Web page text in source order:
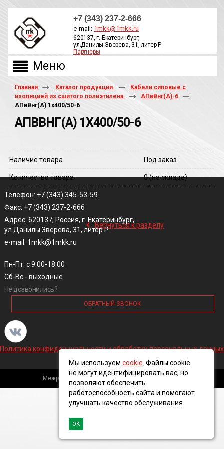
+7 (343) 237-2-666
e-mail: 1mkk@1mkk.ru
620137, г. Екатеринбург,
ул.Данилы Зверева, 31, литер Р
Партнеры
Главная Каталог продукции
Кабели силовые с
изоляцией из сшитого полиэтилена
АПвВнг(A)-6
АПвВнг(A) 1х400/50-6
АПВВНГ(A) 1Х400/50-6
Наличие товара Под заказ
Количество товара 0(на складе)
‹ Вернуться к разделу
Телефон: +7 (343) 345-53-59
Факс: +7 (343) 237-2-666
Адрес: 620137, Россия, г. Екатеринбург,
ул.Данилы Зверева, 31, литер Р
e-mail: 1mkk@1mkk.ru
Пн-Пт: с 9:00-18:00
Сб-Вс - выходные
Не дозвонились?
ОБРАТНЫЙ ЗВОНОК
Политика конфиденциальности и обработки персональных данных
Межрегиональная кабельная компания, 2016 ©
Мы используем cookie . Файлы cookie
не могут идентифицировать вас, но
позволяют обеспечить
работоспособность сайта и помогают
улучшать качество обслуживания.
ОК